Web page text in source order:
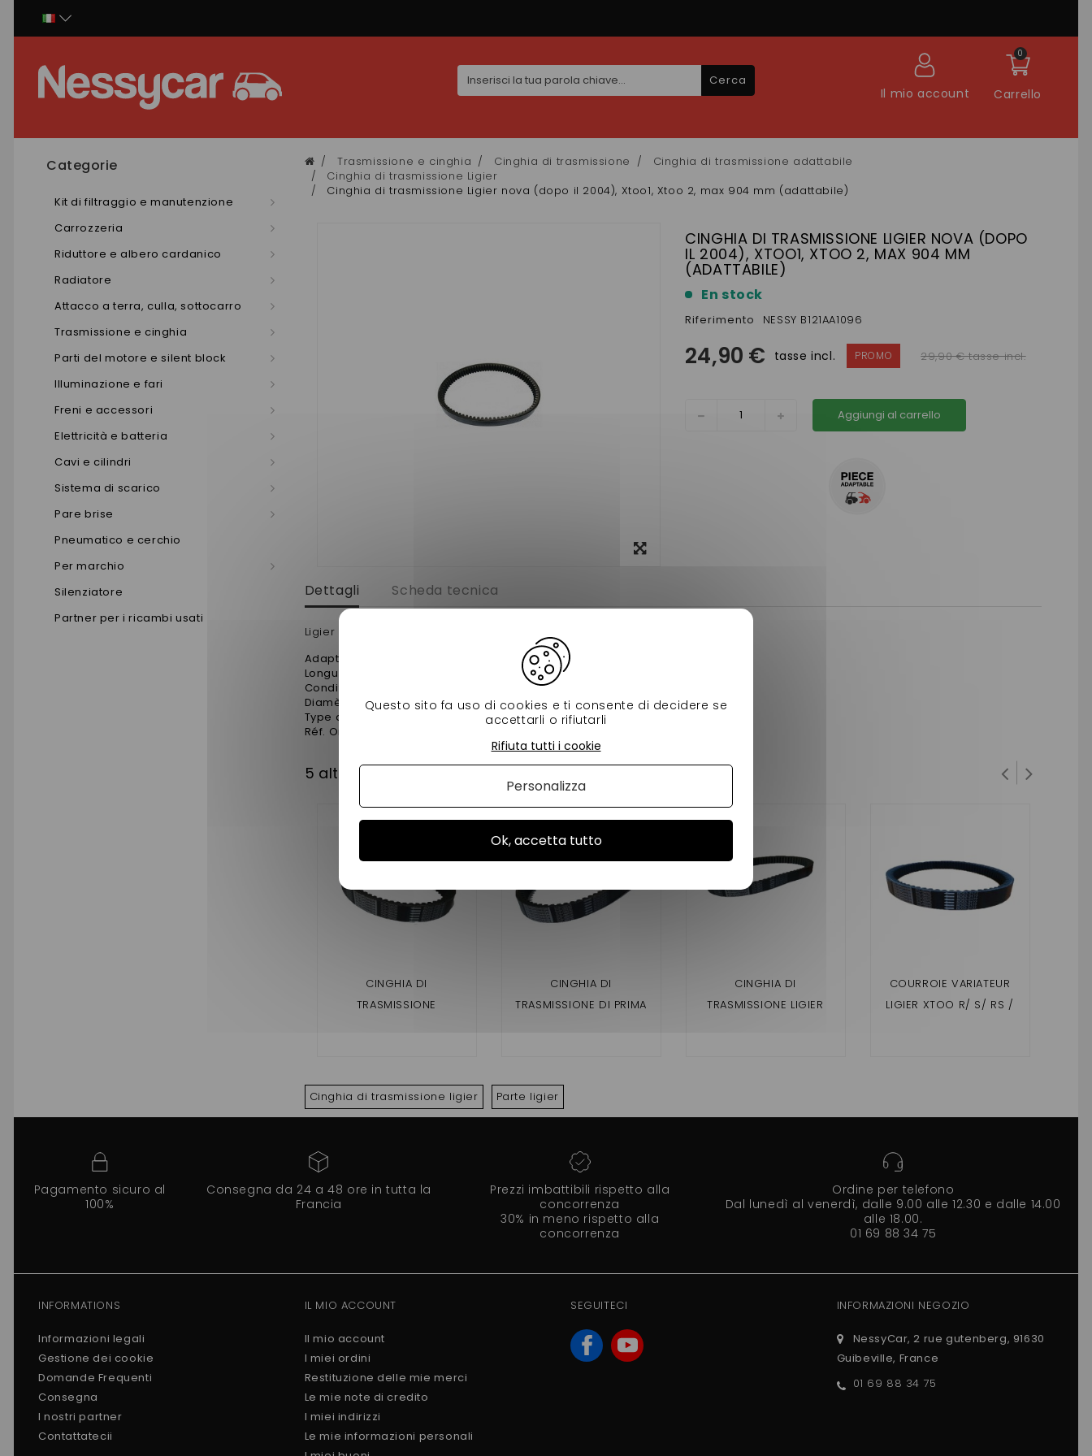
Carrello
0
Il mio account
Cerca
Categorie
Kit di filtraggio e manutenzione
Carrozzeria
Riduttore e albero cardanico
Radiatore
Attacco a terra, culla, sottocarro
Trasmissione e cinghia
Parti del motore e silent block
Illuminazione e fari
Freni e accessori
Elettricità e batteria
Cavi e cilindri
Sistema di scarico
Pare brise
Pneumatico e cerchio
Per marchio
Silenziatore
Partner per i ricambi usati
Trasmissione e cinghia Cinghia di trasmissione
Cinghia di trasmissione adattabile
Cinghia di trasmissione Ligier
Cinghia di trasmissione Ligier nova (dopo il 2004), Xtoo1, Xtoo 2, max 904 mm (adattabile)
CINGHIA DI TRASMISSIONE LIGIER NOVA (DOPO
IL 2004), XTOO1, XTOO 2, MAX 904 MM
(ADATTABILE)
En stock
Riferimento NESSY B121AA1096
24,90 € tasse incl. 29,90 € tasse incl.
Aggiungi al carrello
Dettagli Scheda tecnica
Ligier nova (avant 2004),xtoo,max 904mm pour voiture sans permis.
Adaptable sur
Longueur
Conditionnement
Diamètre (extérieur)904mm
Type de pièces
Courroie de variateur adaptable
Réf. Origine
5 altri prodotti della stessa categoria:
CINGHIA DI
TRASMISSIONE
MM)
CINGHIA DI
TRASMISSIONE DI PRIMA
CINGHIA DI
TRASMISSIONE LIGIER
COURROIE VARIATEUR
LIGIER XTOO R/ S/ RS /
Cinghia di trasmissione ligier
Parte ligier
Pagamento sicuro al
100%
Consegna da 24 a 48 ore in tutta la
Francia
Prezzi imbattibili rispetto alla
concorrenza
30% in meno rispetto alla
concorrenza
Ordine per telefono
Dal lunedì al venerdì, dalle 9.00 alle 12.30 e dalle 14.00
alle 18.00.
01 69 88 34 75
INFORMATIONS
Informazioni legali
Gestione dei cookie
Domande Frequenti
Consegna
I nostri partner
Contattatecii
IL MIO ACCOUNT
Il mio account
I miei ordini
Restituzione delle mie merci
Le mie note di credito
I miei indirizzi
Le mie informazioni personali
SEGUITECI INFORMAZIONI NEGOZIO
NessyCar, 2 rue gutenberg, 91630
Guibeville, France
01 69 88 34 75
Questo sito fa uso di cookies e ti consente di decidere se
accettarli o rifiutarli
Ok, accetta tutto
Rifiuta tutti i cookie
Personalizza